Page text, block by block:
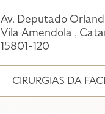
Av. Deputado
Vila Amendola ,
15801-120
CIRURGIAS DA